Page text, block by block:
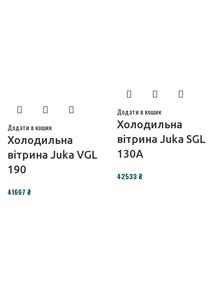
Додати в кошик
Холодильна
вітрина Juka VGL
190
₴
Додати в кошик
Холодильна
вітрина Juka SGL
130A
₴